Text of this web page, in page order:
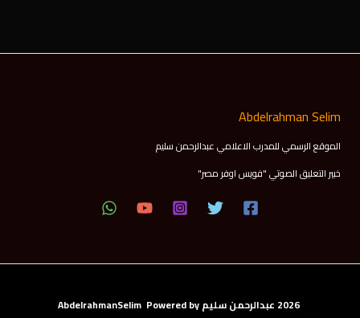
Abdelrahman Selim
الموقع الرسمي للمدرب الاعلامي عبدالرحمن سليم
خبير التعليق الصوتي "فويس اوفر مصر"